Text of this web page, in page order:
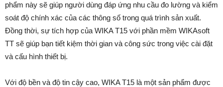
phẩm này sẽ giúp người dùng đáp ứng nhu cầu đo lường và kiểm
soát độ chính xác của các thông số trong quá trình sản xuất.
Đồng thời, sự tích hợp của WIKA T15 với phần mềm WIKAsoft
TT sẽ giúp bạn tiết kiệm thời gian và công sức trong việc cài đặt
và cấu hình thiết bị.
Với độ bền và độ tin cậy cao, WIKA T15 là một sản phẩm được